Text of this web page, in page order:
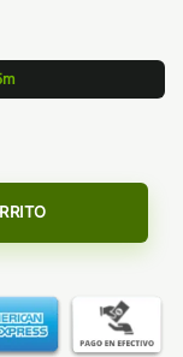
cantidad